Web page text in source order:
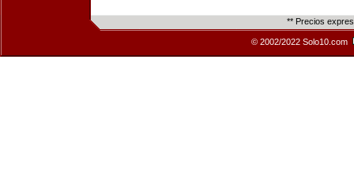
** Precios
© 2002/2022 Solo10.com